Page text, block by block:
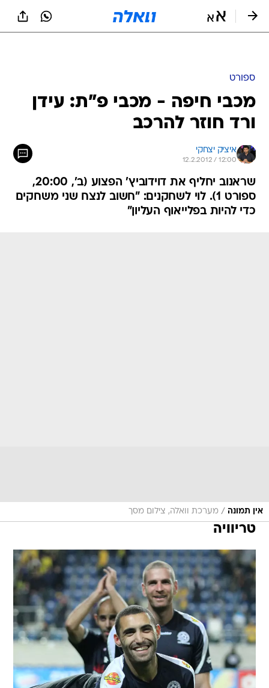
ספורט
מכבי חיפה - מכבי פ"ת: עידן
ורד חוזר להרכב
איציק יצחקי
12.2.2012 / 12:00
שראנוב יחליף את דוידוביץ' הפצוע (ב', 20:00,
ספורט 1). לוי לשחקנים: "חשוב לנצח שני משחקים
כדי להיות בפלייאוף העליון"
אין תמונה / מערכת וואלה, צילום מסך
טריוויה